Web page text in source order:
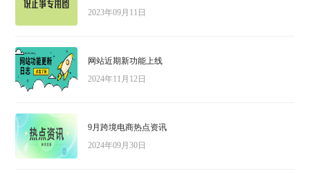
2023年09月11日
网站近期新功能上线
2024年11月12日
9月跨境电商热点资讯
2024年09月30日